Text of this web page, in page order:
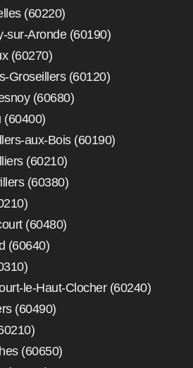
(60220)
sur-Aronde (60190)
(60270)
Groseillers (60120)
(60680)
(60400)
aux-Bois (60190)
(60210)
(60380)
(60480)
(60640)
le-Haut-Clocher (60240)
(60490)
(60650)